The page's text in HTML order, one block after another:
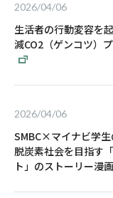
2026/04/06
生活者の行動変容を
減CO2（ゲンコツ）
2026/04/06
SMBC×マイナビ学
脱炭素社会を目指す
ト」のストーリー漫